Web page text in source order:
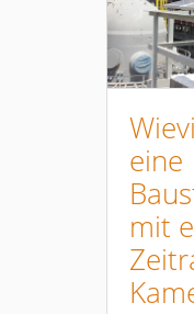
eine
mit